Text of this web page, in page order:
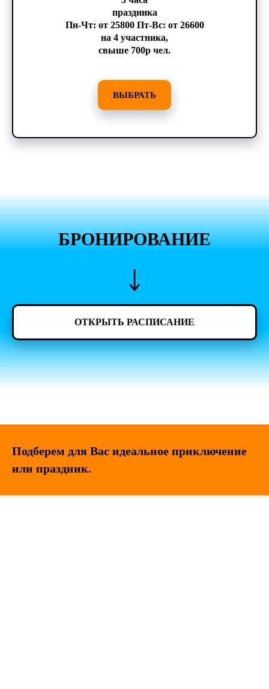
праздника
Пн-Чт: от 25800 Пт-Вс: от 26600
на 4 участника,
свыше 700р чел.
ВЫБРАТЬ
БРОНИРОВАНИЕ
ОТКРЫТЬ РАСПИСАНИЕ
Подберем для Вас идеальное приключение
или праздник.